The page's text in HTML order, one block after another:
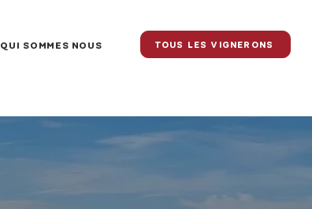
QUI SOMMES NOUS TOUS LES VIGNERONS